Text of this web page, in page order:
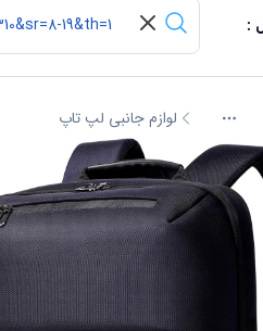
:
More لوازم جانبی لپ تاپ